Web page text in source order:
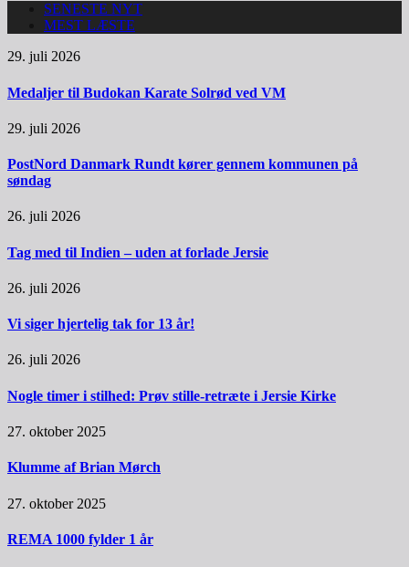
SENESTE NYT
MEST LÆSTE
29. juli 2026
Medaljer til Budokan Karate Solrød ved VM
29. juli 2026
PostNord Danmark Rundt kører gennem kommunen på
søndag
26. juli 2026
Tag med til Indien – uden at forlade Jersie
26. juli 2026
Vi siger hjertelig tak for 13 år!
26. juli 2026
Nogle timer i stilhed: Prøv stille-retræte i Jersie Kirke
27. oktober 2025
Klumme af Brian Mørch
27. oktober 2025
REMA 1000 fylder 1 år